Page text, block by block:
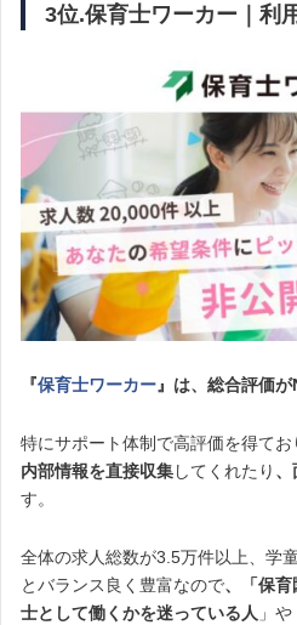
3位.保育士ワーカー｜利
『保育士ワーカー』は、総合評価が
特にサポート体制で高評価を得てお
内部情報を直接収集してくれたり 、
す。
全体の求人総数が3.5万件以上、学
とバランス良く豊富なので、「保
士として働くかを迷っている人 」